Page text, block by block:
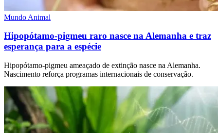
Mundo Animal
Hipopótamo-pigmeu raro nasce na Alemanha e traz
esperança para a espécie
Hipopótamo-pigmeu ameaçado de extinção nasce na Alemanha.
Nascimento reforça programas internacionais de conservação.